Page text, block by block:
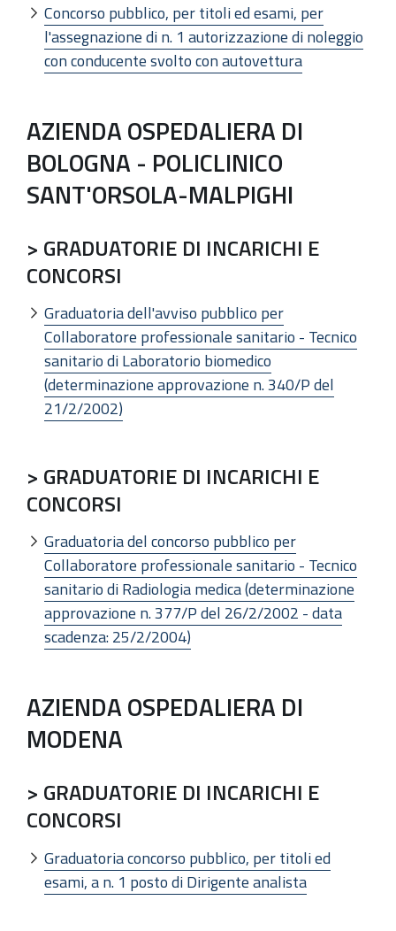
Concorso pubblico, per titoli ed esami, per
l'assegnazione di n. 1 autorizzazione di noleggio
con conducente svolto con autovettura
AZIENDA OSPEDALIERA DI
BOLOGNA - POLICLINICO
SANT'ORSOLA-MALPIGHI
> GRADUATORIE DI INCARICHI E
CONCORSI
Graduatoria dell'avviso pubblico per
Collaboratore professionale sanitario - Tecnico
sanitario di Laboratorio biomedico
(determinazione approvazione n. 340/P del
21/2/2002)
> GRADUATORIE DI INCARICHI E
CONCORSI
Graduatoria del concorso pubblico per
Collaboratore professionale sanitario - Tecnico
sanitario di Radiologia medica (determinazione
approvazione n. 377/P del 26/2/2002 - data
scadenza: 25/2/2004)
AZIENDA OSPEDALIERA DI
MODENA
> GRADUATORIE DI INCARICHI E
CONCORSI
Graduatoria concorso pubblico, per titoli ed
esami, a n. 1 posto di Dirigente analista